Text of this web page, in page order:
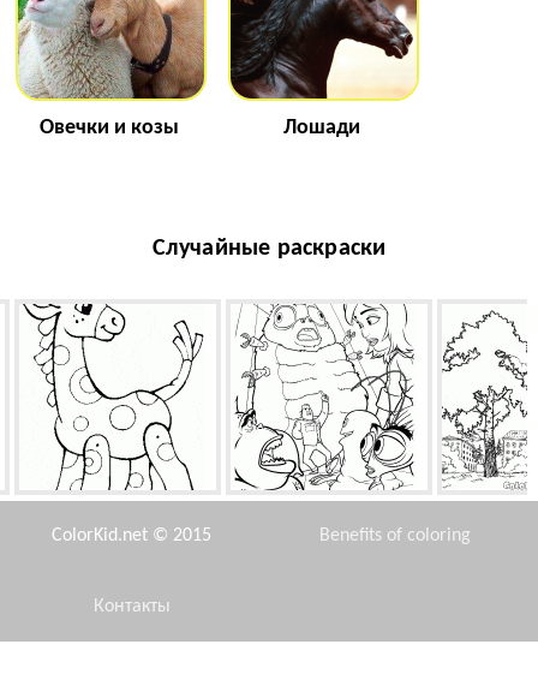
Овечки и козы Лошади
Случайные раскраски
Жирафик Новый план
ColorKid.net © 2015 Benefits of coloring
Контакты